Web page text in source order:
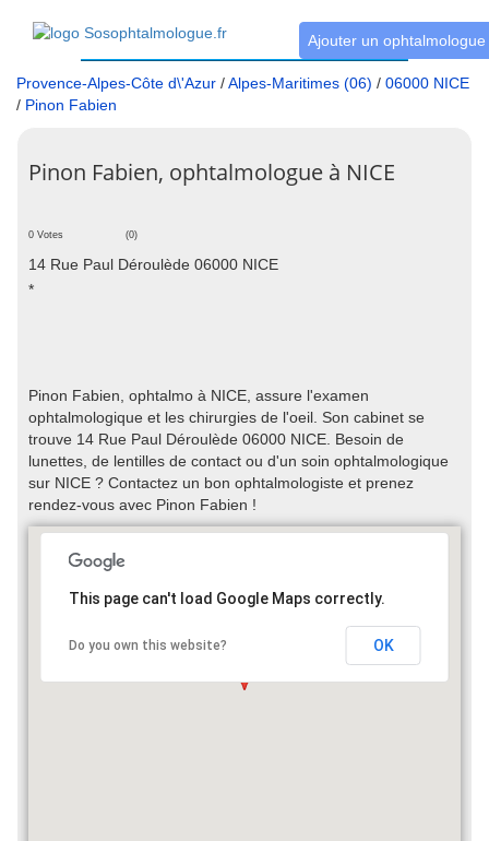
Ajouter un ophtalmologue
Provence-Alpes-Côte d\'Azur /Alpes-Maritimes (06) / 06000 NICE
/ Pinon Fabien
Pinon Fabien, ophtalmologue à NICE
0 Votes (0)
14 Rue Paul Déroulède 06000 NICE
*
Pinon Fabien, ophtalmo à NICE, assure l'examen
ophtalmologique et les chirurgies de l'oeil. Son cabinet se
trouve 14 Rue Paul Déroulède 06000 NICE. Besoin de
lunettes, de lentilles de contact ou d'un soin ophtalmologique
sur NICE ? Contactez un bon ophtalmologiste et prenez
rendez-vous avec Pinon Fabien !
This page can't load Google Maps correctly.
Do you own this website? OK